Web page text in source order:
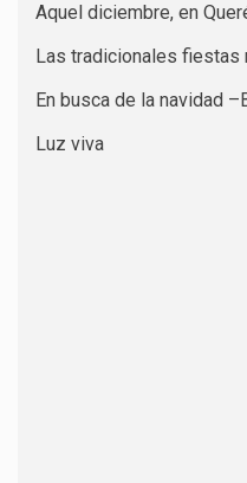
Aquel diciembre, en
Las tradicionales fiestas
En busca de la navidad
Luz viva